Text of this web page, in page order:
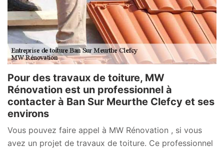
Pour des travaux de toiture, MW
Rénovation est un professionnel à
contacter à Ban Sur Meurthe Clefcy et ses
environs
Vous pouvez faire appel à MW Rénovation , si vous
avez un projet de travaux de toiture. Ce professionnel